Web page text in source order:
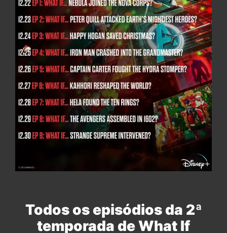
Todos os episódios da 2ª
temporada de What If